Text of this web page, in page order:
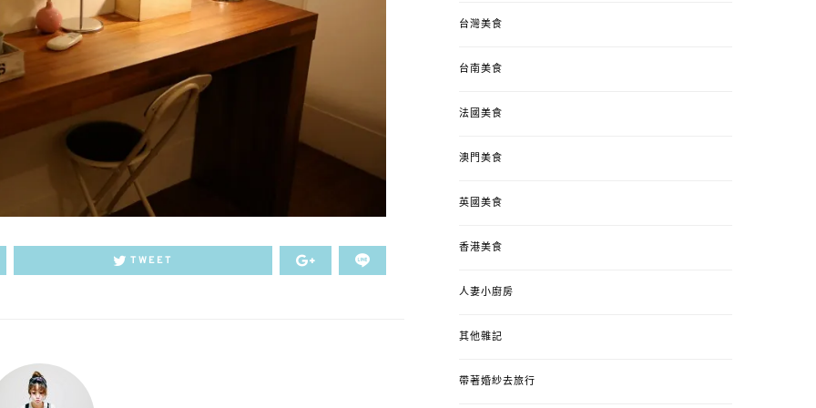
TWEET
台灣美食
台南美食
法國美食
澳門美食
英國美食
香港美食
人妻小廚房
其他雜記
帶著婚紗去旅行